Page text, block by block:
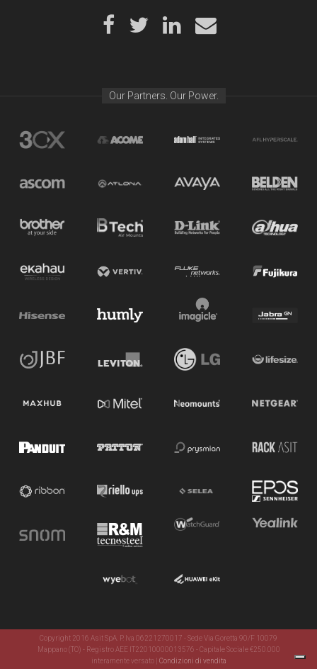
Copyright 2016 Asit SpA. P. Iva 06221270017 - Sede Via Goretta 90/F 10079
Mappano (TO) - Registro AEE IT22010000013576 - Capitale Sociale €250.000
interamente versato
Condizioni di vendita